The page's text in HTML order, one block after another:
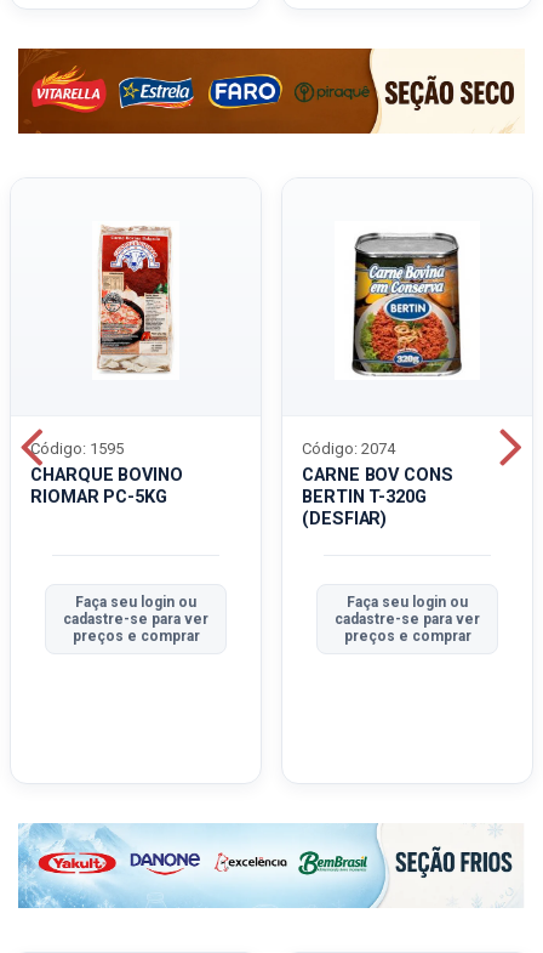
CHARQUE BOVINO
RIOMAR PC-5KG
Código: 1595
Faça seu login ou
cadastre-se para ver
preços e comprar
CARNE BOV CONS
BERTIN T-320G
(DESFIAR)
Código: 2074
Faça seu login ou
cadastre-se para ver
preços e comprar